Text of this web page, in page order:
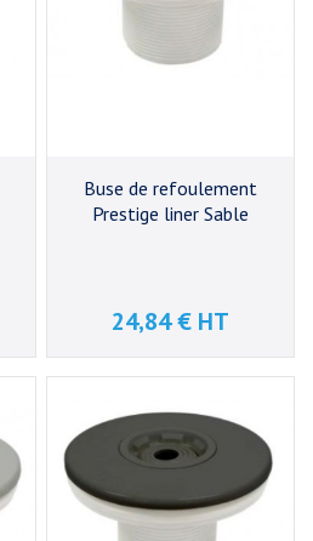
Buse de refoulement
Prestige liner Sable
Prix
24,84 € HT